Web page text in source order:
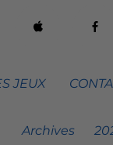
JEUX
Archives